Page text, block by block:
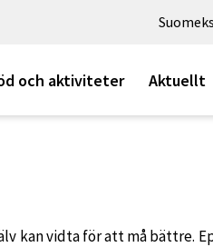
och aktiviteter Aktuellt
kan vidta för att må bättre.